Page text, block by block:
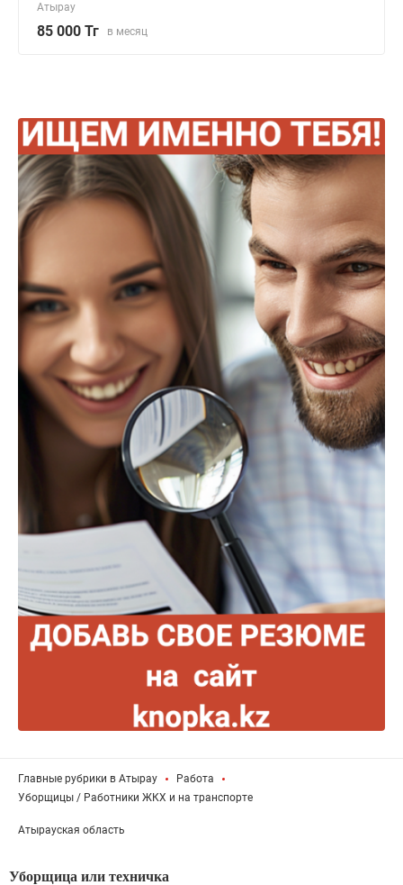
85 000 Тг в месяц
Атырау
Главные рубрики в Атырау
Работа
Уборщицы / Работники ЖКХ и на транспорте
Атырауская область
Уборщица или техничка